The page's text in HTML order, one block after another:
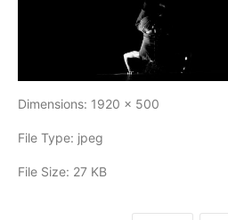
Dimensions: 1920 x 500
File Type: jpeg
File Size: 27 KB